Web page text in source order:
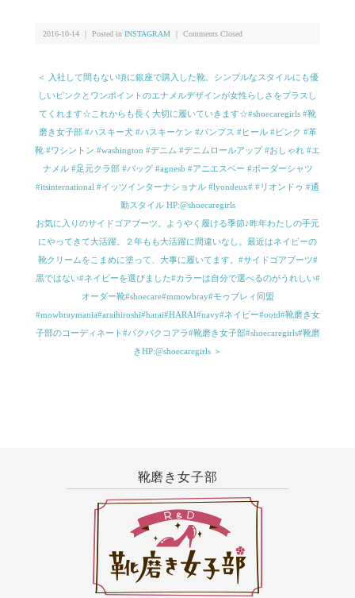
き女子部#足元倶楽部#靴磨き女子部t#おしゃれさ
2016-10-14 ｜ Posted in INSTAGRAM Comments Closed
＜ 入社して間もない頃に銀座で購入した靴。シンプルなスタイルにも優
しいピンクとワンポイントのエナメルデザインが女性らしさをプラスし
てくれます☆これからも長く大切に履いていきます☆#shoecaregirls #靴
磨き女子部 #ハスキー犬 #ハスキーケン #パンプス #ヒール #ピンク #革
靴 #ワシントン #washington #デニム #デニムロールアップ #おしゃれ #エ
ナメル #足元クラ部 #バッグ #agnesb #アニエスベー #ボーダーシャツ
#itsinternational #イッツインターナショナル #lyondeux# #リオンドゥ #通
勤スタイル HP:@shoecaregirls
お気に入りのサイドゴアブーツ。ようやく履ける季節♪昨年わたしの手元
にやってきて大活躍。２年もも大活躍に間違いなし。最近はネイビーの
靴クリームをこまめに塗って、大事に履いてます。#サイドゴアブーツ#
黒ではない#ネイビーを選びました#カラーは自分で選べるのがうれしい#
オーダー靴#shoecare#mmowbray#モゥブレィ同盟
#mowbraymania#araihiroshi#harai#HARAI#navy#ネイビー#ootd#靴磨き女
子部のコーディネート#バクバクコアラ#靴磨き女子部#shoecaregirls#靴磨
きHP:@shoecaregirls ＞
靴磨き女子部